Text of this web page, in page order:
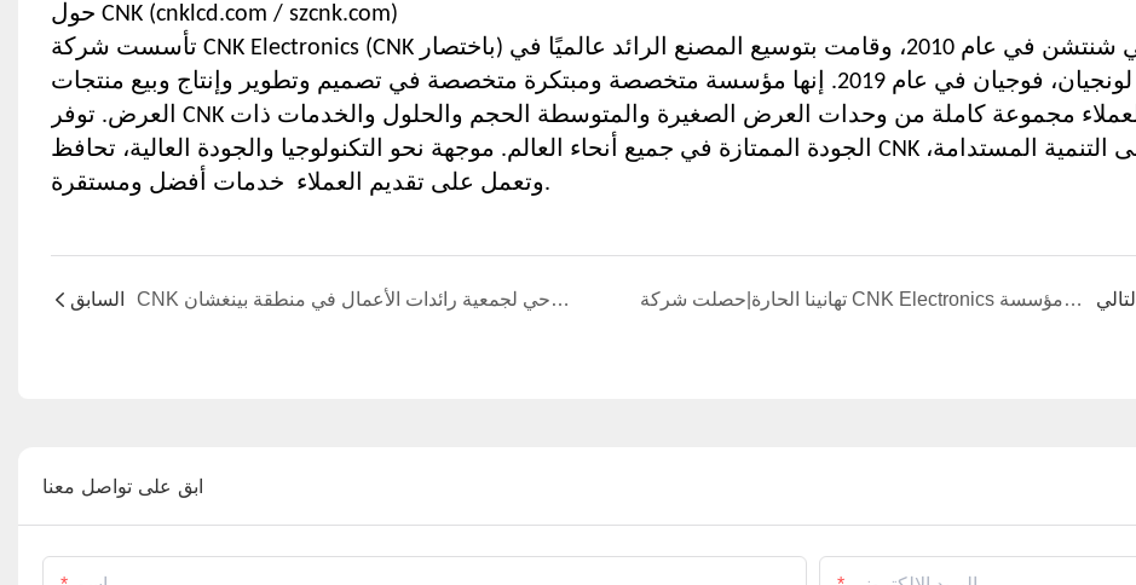
حول CNK (cnklcd.com / szcnk.com)
تأسست شركة CNK Electronics (CNK باختصار) في شنتشن في عام 2010، وقامت بتوسيع المصنع الرائد عالميًا في
لونجيان، فوجيان في عام 2019. إنها مؤسسة متخصصة ومبتكرة متخصصة في تصميم وتطوير وإنتاج وبيع منتجات
العرض. توفر CNK للعملاء مجموعة كاملة من وحدات العرض الصغيرة والمتوسطة الحجم والحلول والخدمات ذات
الجودة الممتازة في جميع أنحاء العالم. موجهة نحو التكنولوجيا والجودة العالية، تحافظ CNK على التنمية المستدامة،
وتعمل على تقديم العملاء خدمات أفضل ومستقرة.
السابق CNK تشارك في المؤتمر الافتتاحي لجمعية رائدات الأعمال في منطقة بينغشان تهانينا الحارة|حصلت شركة CNK Electronics مرة أخرى على لقب مؤسسة "Gazelle" المبتكرة في الصناعات الأساسية للاقتصاد الرقمي في مقاطعة فوجيان في عام 2024 التالي
ابق على تواصل معنا